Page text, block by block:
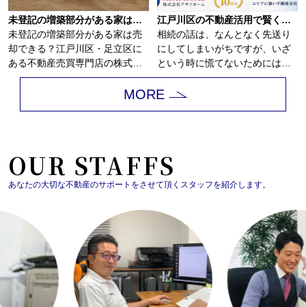
未登記の増築部分がある家は売却できる？
未登記の増築部分がある家は売
却できる？江戸川区・足立区に
ある不動産売買専門店の株式会
社アサイホームで...
江戸川区の不動産活用で賢く相続税対策！家族が安心できる生前準備の進め方
相続の話は、なんとなく先送り
にしてしまいがちですが、いざ
という時に慌てないためには、
早めの相続税対策...
MORE
OUR STAFFS
あなたの大切な不動産のサポートをさせて頂くスタッフを紹介します。